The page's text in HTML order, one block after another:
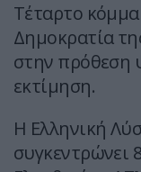
Τέταρτο κόμμα
Δημοκρατία
στην πρόθεση
εκτίμηση.
Η Ελληνική
συγκεντρώνει